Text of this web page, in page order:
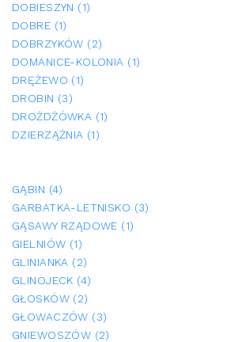
DOBIESZYN (1)
DOBRE (1)
DOBRZYKÓW (2)
DOMANICE-KOLONIA (1)
DRĘŻEWO (1)
DROBIN (3)
DROŻDŻÓWKA (1)
DZIERZĄŻNIA (1)
GĄBIN (4)
GARBATKA-LETNISKO (3)
GĄSAWY RZĄDOWE (1)
GIELNIÓW (1)
GLINIANKA (2)
GLINOJECK (4)
GŁOSKÓW (2)
GŁOWACZÓW (3)
GNIEWOSZÓW (2)